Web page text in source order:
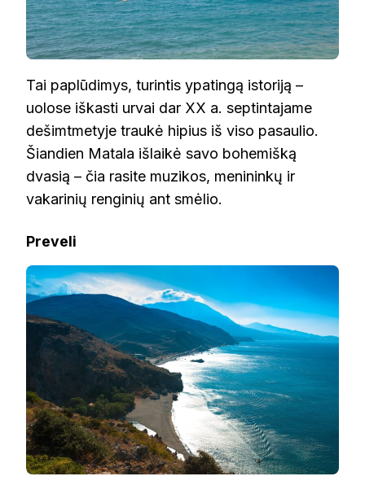
Tai paplūdimys, turintis ypatingą istoriją –
uolose iškasti urvai dar XX a. septintajame
dešimtmetyje traukė hipius iš viso pasaulio.
Šiandien Matala išlaikė savo bohemišką
dvasią – čia rasite muzikos, menininkų ir
vakarinių renginių ant smėlio.
Preveli